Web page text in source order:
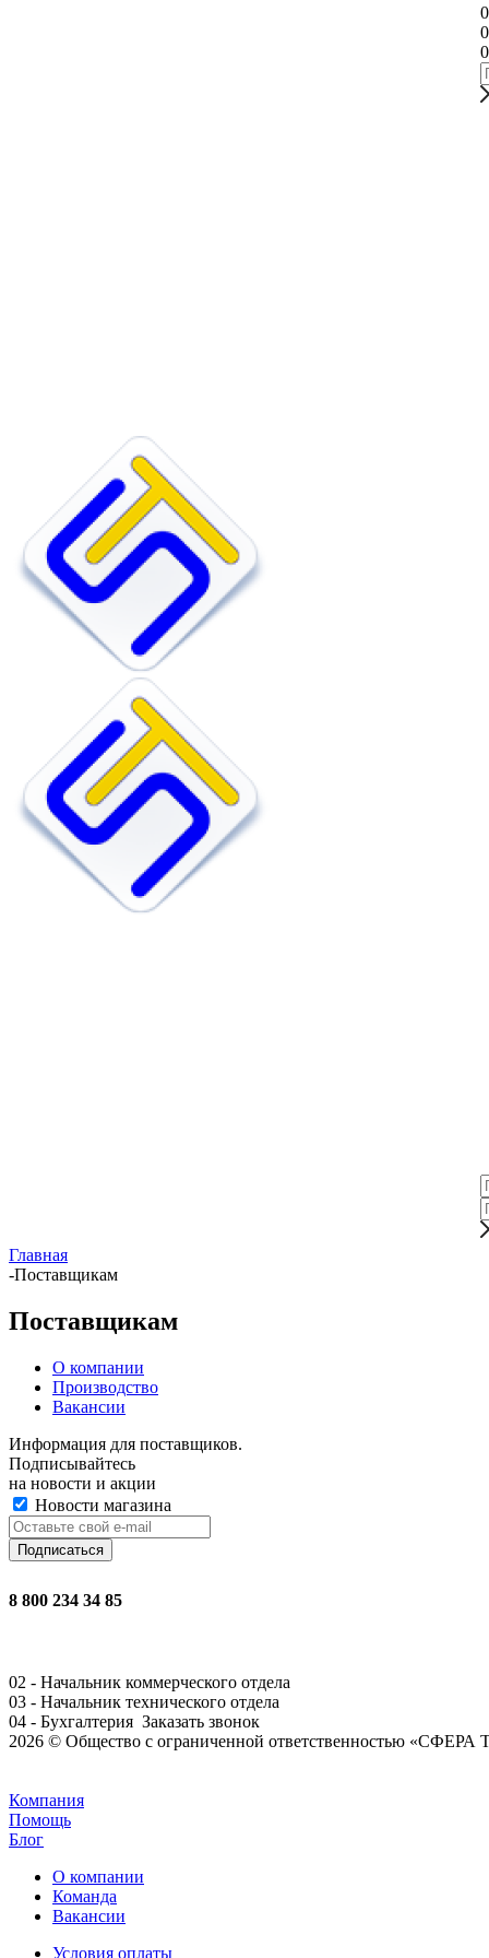
Главная
-Поставщикам
Поставщикам
О компании
Производство
Вакансии
Информация для поставщиков.
Подписывайтесь
на новости и акции
Новости магазина
8 800 234 34 85
02 - Начальник коммерческого отдела
03 - Начальник технического отдела
04 - Бухгалтерия Заказать звонок
2026 © Общество с ограниченной ответственностью
Компания
Помощь
Блог
О компании
Команда
Вакансии
Условия оплаты